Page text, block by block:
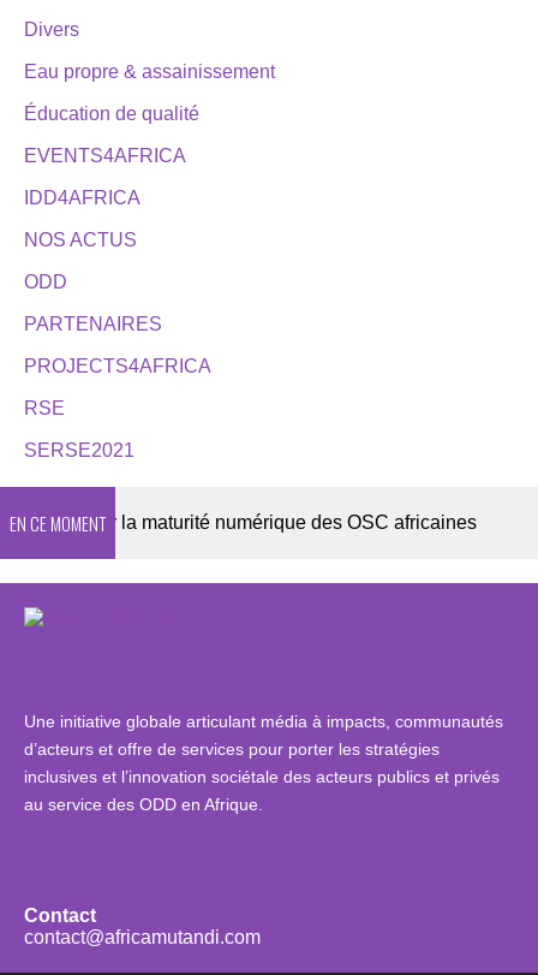
Divers
Eau propre & assainissement
Éducation de qualité
EVENTS4AFRICA
IDD4AFRICA
NOS ACTUS
ODD
PARTENAIRES
PROJECTS4AFRICA
RSE
SERSE2021
EN CE MOMENT
sur la maturité numérique des OSC africaines
Une initiative globale articulant média à impacts, communautés
d’acteurs et offre de services pour porter les stratégies
inclusives et l’innovation sociétale des acteurs publics et privés
au service des ODD en Afrique.
Contact
contact@africamutandi.com